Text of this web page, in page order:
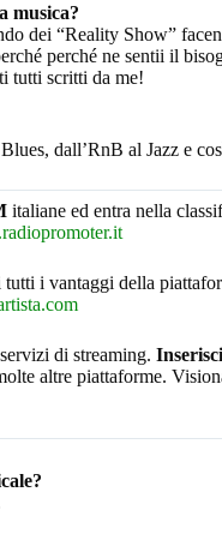
musica?
dei “Reality Show”
perché ne sentii il
tutti scritti da me!
dall’RnB al Jazz e
italiane ed entra nella
tutti i vantaggi della
di streaming.
altre piattaforme.